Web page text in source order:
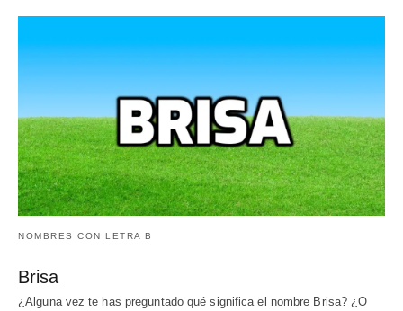
NOMBRES CON LETRA B
Brisa
¿Alguna vez te has preguntado qué significa el nombre Brisa? ¿O